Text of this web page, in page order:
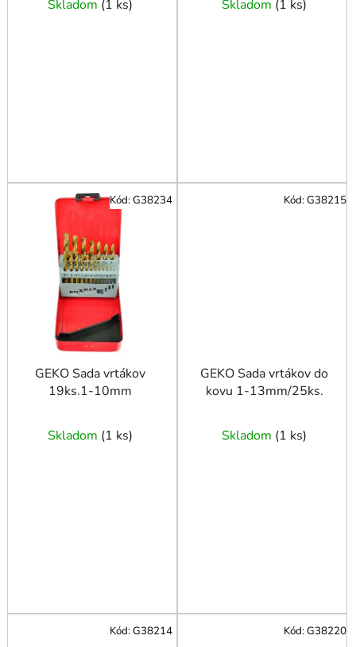
Skladom (1 ks) Skladom (1 ks)
GEKO Sada vrtákov
19ks.1-10mm
Skladom (1 ks)
Kód:G38234
GEKO Sada vrtákov do
kovu 1-13mm/25ks.
Skladom (1 ks)
Kód:G38215
Kód:G38214 Kód:G38220